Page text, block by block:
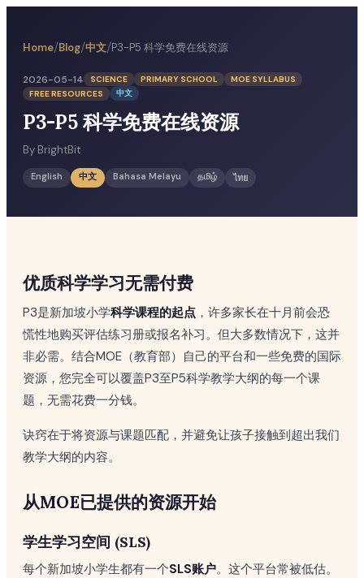
Home/Blog/中文/P3-P5 科学免费在线资源
2026-05-14 SCIENCE PRIMARY SCHOOL
MOE SYLLABUS
FREE RESOURCES
中文
P3-P5 科学免费在线资源
By BrightBit
English 中文 Bahasa Melayu தமிழ் ไทย
优质科学学习无需付费
P3是新加坡小学科学课程的起点 ，许多家长在十月前会恐
慌性地购买评估练习册或报名补习。但大多数情况下，这并
非必需。结合MOE（教育部）自己的平台和一些免费的国际
资源，您完全可以覆盖P3至P5科学教学大纲的每一个课
题，无需花费一分钱。
诀窍在于将资源与课题匹配，并避免让孩子接触到超出我们
教学大纲的内容。
从MOE已提供的资源开始
学生学习空间 (SLS)
每个新加坡小学生都有一个SLS账户。这个平台常被低估。